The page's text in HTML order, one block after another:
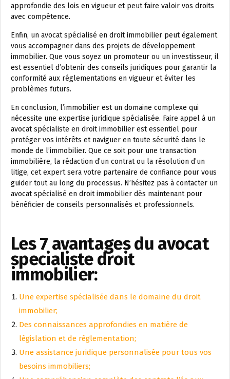
approfondie des lois en vigueur et peut faire valoir vos droits
avec compétence.
Enfin, un avocat spécialisé en droit immobilier peut également
vous accompagner dans des projets de développement
immobilier. Que vous soyez un promoteur ou un investisseur, il
est essentiel d’obtenir des conseils juridiques pour garantir la
conformité aux réglementations en vigueur et éviter les
problèmes futurs.
En conclusion, l’immobilier est un domaine complexe qui
nécessite une expertise juridique spécialisée. Faire appel à un
avocat spécialiste en droit immobilier est essentiel pour
protéger vos intérêts et naviguer en toute sécurité dans le
monde de l’immobilier. Que ce soit pour une transaction
immobilière, la rédaction d’un contrat ou la résolution d’un
litige, cet expert sera votre partenaire de confiance pour vous
guider tout au long du processus. N’hésitez pas à contacter un
avocat spécialisé en droit immobilier dès maintenant pour
bénéficier de conseils personnalisés et professionnels.
Les 7 avantages du avocat
specialiste droit
immobilier:
Une expertise spécialisée dans le domaine du droit
immobilier;
Des connaissances approfondies en matière de
législation et de règlementation;
Une assistance juridique personnalisée pour tous vos
besoins immobiliers;